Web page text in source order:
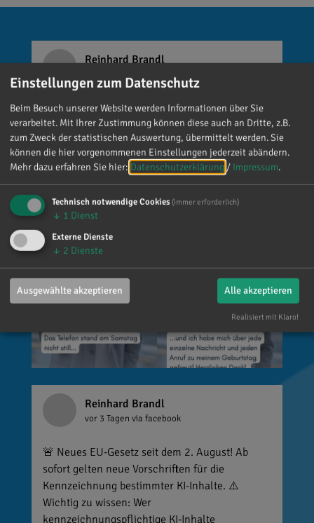
Reinhard Brandl
via facebook
Mein meistgenutztes Wort am Samstag war:
„Danke!“ 😊 Vielen Dank für die zahlreichen
Glückwünsche, Nachrichten, Anrufe und die
vielen lieben Worte. Ich habe mich wirklich
über jede einzelne Aufmerksamkeit gefreut. Es
so viele Menschen die Zeit nehmen, an einen zu
Reinhard Brandl
vor 3 Tagen via facebook
🚨 Neues EU-Gesetz seit dem 2. August! Ab
sofort gelten neue Vorschriften für die
Kennzeichnung bestimmter KI-Inhalte. ⚠️
Wichtig zu wissen: Wer
kennzeichnungspflichtige KI-Inhalte
Einstellungen zum Datenschutz
Beim Besuch unserer Website werden Informationen über Sie
verarbeitet. Mit Ihrer Zustimmung können diese auch an Dritte, z.B.
zum Zweck der statistischen Auswertung, übermittelt werden. Sie
können die hier vorgenommenen Einstellungen jederzeit abändern.
Mehr dazu erfahren Sie hier: Datenschutzerklärung / Impressum.
Technisch notwendige Cookies (immer erforderlich)
↓ 1 Dienst
Externe Dienste
↓ 2 Dienste
Ausgewählte akzeptieren Alle akzeptieren
Realisiert mit Klaro!